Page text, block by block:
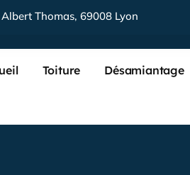
Thomas, 69008 Lyon
Toiture Désamiantage